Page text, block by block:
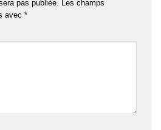
pas publiée. Les champs
avec *